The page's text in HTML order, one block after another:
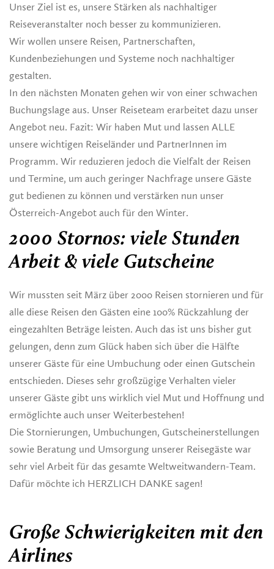
Unser Ziel ist es, unsere Stärken als nachhaltiger
Reiseveranstalter noch besser zu kommunizieren.
Wir wollen unsere Reisen, Partnerschaften,
Kundenbeziehungen und Systeme noch nachhaltiger
gestalten.
In den nächsten Monaten gehen wir von einer schwachen
Buchungslage aus. Unser Reiseteam erarbeitet dazu unser
Angebot neu. Fazit: Wir haben Mut und lassen ALLE
unsere wichtigen Reiseländer und PartnerInnen im
Programm. Wir reduzieren jedoch die Vielfalt der Reisen
und Termine, um auch geringer Nachfrage unsere Gäste
gut bedienen zu können und verstärken nun unser
Österreich-Angebot auch für den Winter.
2000 Stornos: viele Stunden
Arbeit & viele Gutscheine
Wir mussten seit März über 2000 Reisen stornieren und für
alle diese Reisen den Gästen eine 100% Rückzahlung der
eingezahlten Beträge leisten. Auch das ist uns bisher gut
gelungen, denn zum Glück haben sich über die Hälfte
unserer Gäste für eine Umbuchung oder einen Gutschein
entschieden. Dieses sehr großzügige Verhalten vieler
unserer Gäste gibt uns wirklich viel Mut und Hoffnung und
ermöglichte auch unser Weiterbestehen!
Die Stornierungen, Umbuchungen, Gutscheinerstellungen
sowie Beratung und Umsorgung unserer Reisegäste war
sehr viel Arbeit für das gesamte Weltweitwandern-Team.
Dafür möchte ich HERZLICH DANKE sagen!
Große Schwierigkeiten mit den
Airlines